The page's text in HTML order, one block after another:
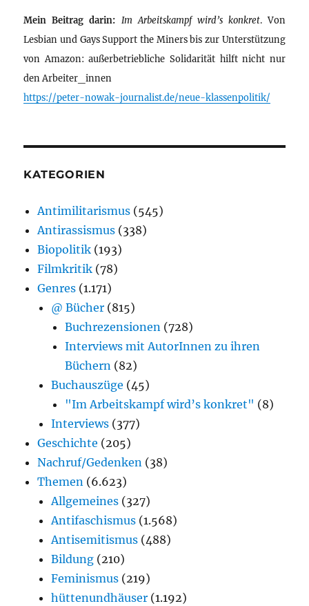
Mein Beitrag darin: Im Arbeitskampf wird’s konkret. Von
Lesbian und Gays Support the Miners bis zur Unterstützung
von Amazon: außerbetriebliche Solidarität hilft nicht nur
den Arbeiter_innen
https://peter-nowak-journalist.de/neue-klassenpolitik/
KATEGORIEN
Antimilitarismus (545)
Antirassismus (338)
Biopolitik (193)
Filmkritik (78)
Genres (1.171)
@ Bücher (815)
Buchrezensionen (728)
Interviews mit AutorInnen zu ihren
Büchern (82)
Buchauszüge (45)
"Im Arbeitskampf wird’s konkret" (8)
Interviews (377)
Geschichte (205)
Nachruf/Gedenken (38)
Themen (6.623)
Allgemeines (327)
Antifaschismus (1.568)
Antisemitismus (488)
Bildung (210)
Feminismus (219)
hüttenundhäuser (1.192)